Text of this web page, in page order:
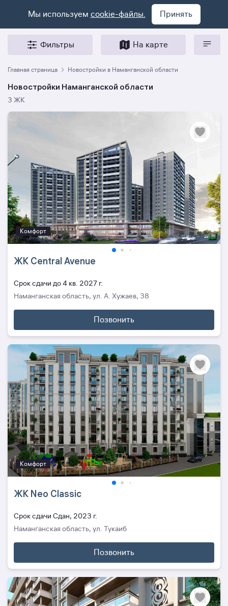
Мы используем cookie-файлы. Принять
Фильтры На карте
Главная страница Новостройки в Наманганской области
Новостройки Наманганской области
3 ЖК
Комфорт
ЖК Central Avenue
Cрок сдачи до 4 кв. 2027 г.
Наманганская область, ул. А. Хужаев, 38
Позвонить
Комфорт
ЖК Neo Classic
Cрок сдачи Сдан, 2023 г.
Наманганская область, ул. Тукаиб
Позвонить